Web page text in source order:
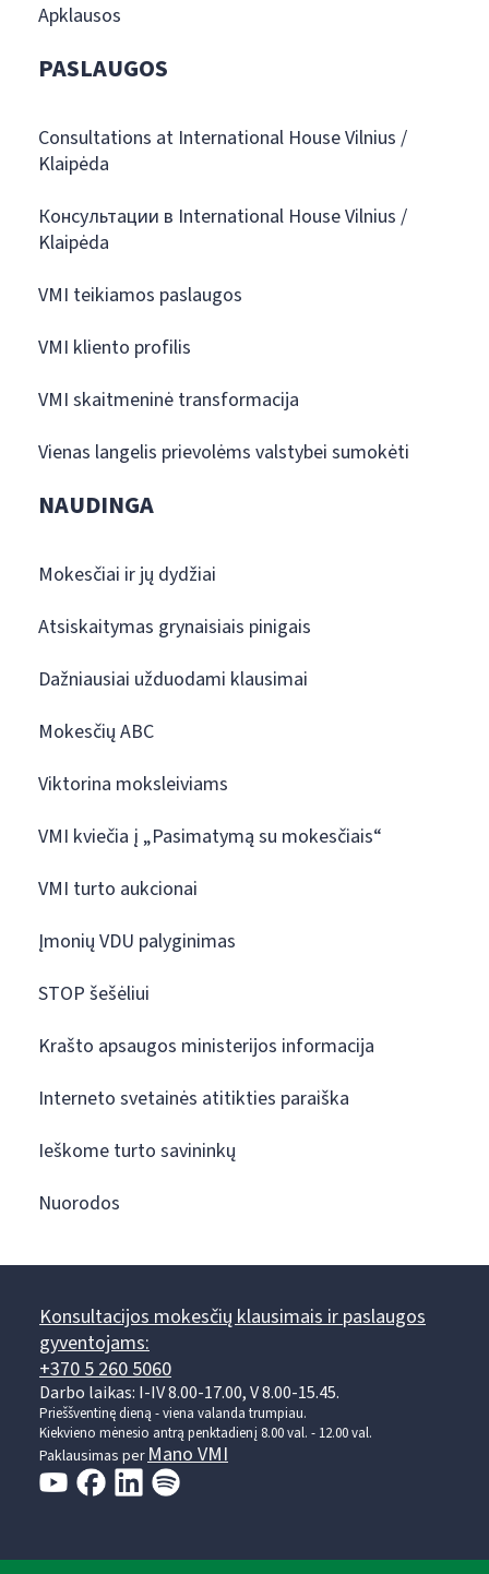
Apklausos
PASLAUGOS
Consultations at International House Vilnius /
Klaipėda
Консультации в International House Vilnius /
Klaipėda
VMI teikiamos paslaugos
VMI kliento profilis
VMI skaitmeninė transformacija
Vienas langelis prievolėms valstybei sumokėti
NAUDINGA
Mokesčiai ir jų dydžiai
Atsiskaitymas grynaisiais pinigais
Dažniausiai užduodami klausimai
Mokesčių ABC
Viktorina moksleiviams
VMI kviečia į „Pasimatymą su mokesčiais“
VMI turto aukcionai
Įmonių VDU palyginimas
STOP šešėliui
Krašto apsaugos ministerijos informacija
Interneto svetainės atitikties paraiška
Ieškome turto savininkų
Nuorodos
Konsultacijos mokesčių klausimais ir paslaugos
gyventojams:
+370 5 260 5060
Darbo laikas: I-IV 8.00-17.00, V 8.00-15.45.
Prieššventinę dieną - viena valanda trumpiau.
Kiekvieno mėnesio antrą penktadienį 8.00 val. - 12.00 val.
Paklausimas perMano VMI